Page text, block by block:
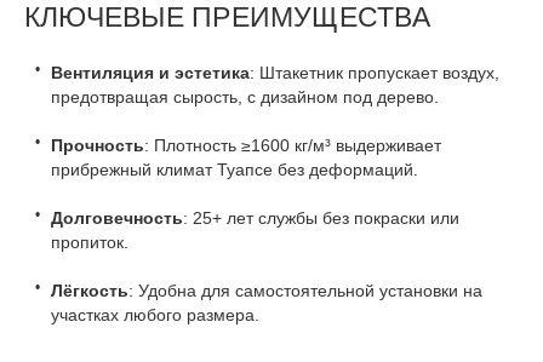
КЛЮЧЕВЫЕ ПРЕИМУЩЕСТВА
Вентиляция и эстетика: Штакетник пропускает воздух,
предотвращая сырость, с дизайном под дерево.
Прочность: Плотность ≥1600 кг/м³ выдерживает
прибрежный климат Туапсе без деформаций.
Долговечность: 25+ лет службы без покраски или
пропиток.
Лёгкость: Удобна для самостоятельной установки на
участках любого размера.